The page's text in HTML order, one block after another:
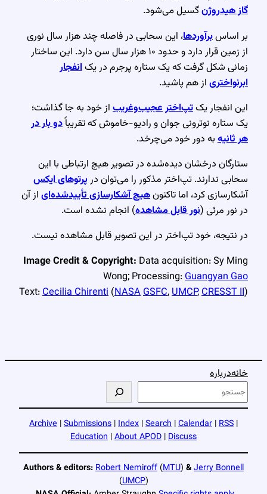
گاز هیدروژنگسیل می‌شود.
بر اساسبرآوردها، این سحابی در فاصله چند هزار سال نوری
از زمین قرار دارد و حدود ۱۰ هزار سال سن دارد. این ساختار
زمانی شکل گرفت که یک ستاره پرجرم در یکانفجار
ابرنواختریاز هم پاشید.
این انفجار یکتپ‌اخترعجیب‌وغریباز خود به جا گذاشت؛
یک ستاره نوترونی جوان و رادیو-خاموش که تقریباًدو بار در
هر ثانیهبه دور خود می‌چرخد.
ستارگان درخشان دیده‌شده در تصویر هیچ ارتباطی با این
سحابی ندارند. تپ‌اختر مذکور را می‌توان درپرتوهای ایکس
آشکارسازی کرد، اما تاکنونهیچ آشکارسازی تأییدشده‌ایاز آن
در نور مرئی (نور قابل مشاهده) انجام نشده است.
در نتیجه، خود تپ‌اختر در این تصویر قابل مشاهده نیست.
Image Credit & Copyright: Data acquisition: Sy Ming
Wong; Processing:Guangyan Gao
Text:Cecilia Chirenti(NASAGSFC,UMCP,CRESST II)
خانهدرباره
ج
س
و
Archive |Submissions |Index |Search |Calendar |RSS |
Education |About APOD |Discuss
Authors & editors:Robert Nemiroff (MTU) &Jerry Bonnell
(UMCP)